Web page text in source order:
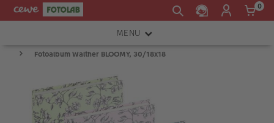
0
MENU
FOTOAPARÁTY
ATELIÉR
Fotoalbum Walther BLOOMY, 30/18x18